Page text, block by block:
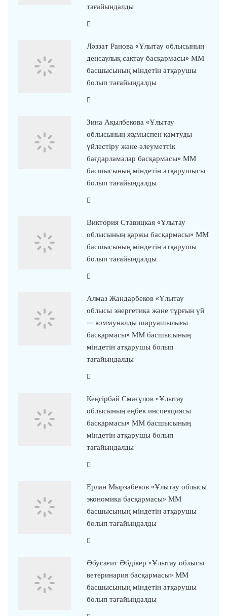
тағайындалды
Ләззат Ранова «Ұлытау облысының
денсаулық сақтау басқармасы» ММ
басшысының міндетін атқарушы
болып тағайындалды
Зина Ақылбекова «Ұлытау
облысының жұмыспен қамтуды
үйлестіру және әлеуметтік
бағдарламалар басқармасы» ММ
басшысының міндетін атқарушысы
болып тағайындалды
Виктория Ставицкая «Ұлытау
облысының қаржы басқармасы» ММ
басшысының міндетін атқарушы
болып тағайындалды
Алмаз Жандарбеков «Ұлытау
облысы энергетика және тұрғын үй
— коммуналды шаруашылығы
басқармасы» ММ басшысының
міндетін атқарушы болып
тағайындалды
Кеңгірбай Смағұлов «Ұлытау
облысының еңбек инспекциясы
басқармасы» ММ басшысының
міндетін атқарушы болып
тағайындалды
Ерлан Мырзабеков «Ұлытау облысы
экономика басқармасы» ММ
басшысының міндетін атқарушы
болып тағайындалды
Әбусағит Әбдікер «Ұлытау облысы
ветеринария басқармасы» ММ
басшысының міндетін атқарушы
болып тағайындалды